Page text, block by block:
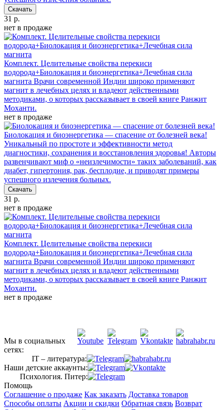
Скачать
31 р.
нет в продаже
Комплект. Целительные свойства перекиси
водорода+Биолокация и биоэнергетика+Лечебная сила
магнита Врачи современной Индии широко применяют
магнит в лечебных целях и владеют действенными
методиками, о которых рассказывает в своей книге Ранжит
Моханти.
нет в продаже
Биолокация и биоэнергетика — спасение от болезней века!
Уникальный по простоте и эффективности метод
диагностики, сохранения и восстановления здоровья! Авторы
развенчивают миф о «неизлечимости» таких заболеваний, как
диабет, гипертония, рак, бесплодие, и приводят примеры
успешного излечения больных.
Скачать
31 р.
нет в продаже
Комплект. Целительные свойства перекиси
водорода+Биолокация и биоэнергетика+Лечебная сила
магнита Врачи современной Индии широко применяют
магнит в лечебных целях и владеют действенными
методиками, о которых рассказывает в своей книге Ранжит
Моханти.
нет в продаже
Мы в социальных
сетях:
IT – литература:
Наши детские аккаунты:
Психология. Питер:
Помощь
Соглашение о продаже Как заказать Доставка товаров
Способы оплаты Акции и скидки Обратная связь Возврат